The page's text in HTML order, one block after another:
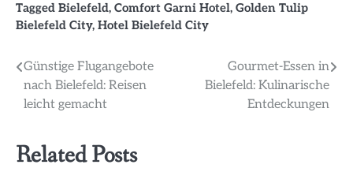
Tagged Bielefeld, Comfort Garni Hotel, Golden Tulip
Bielefeld City, Hotel Bielefeld City
Beitragsnavigation
Günstige Flugangebote
nach Bielefeld: Reisen
leicht gemacht
Gourmet-Essen in
Bielefeld: Kulinarische
Entdeckungen
Related Posts